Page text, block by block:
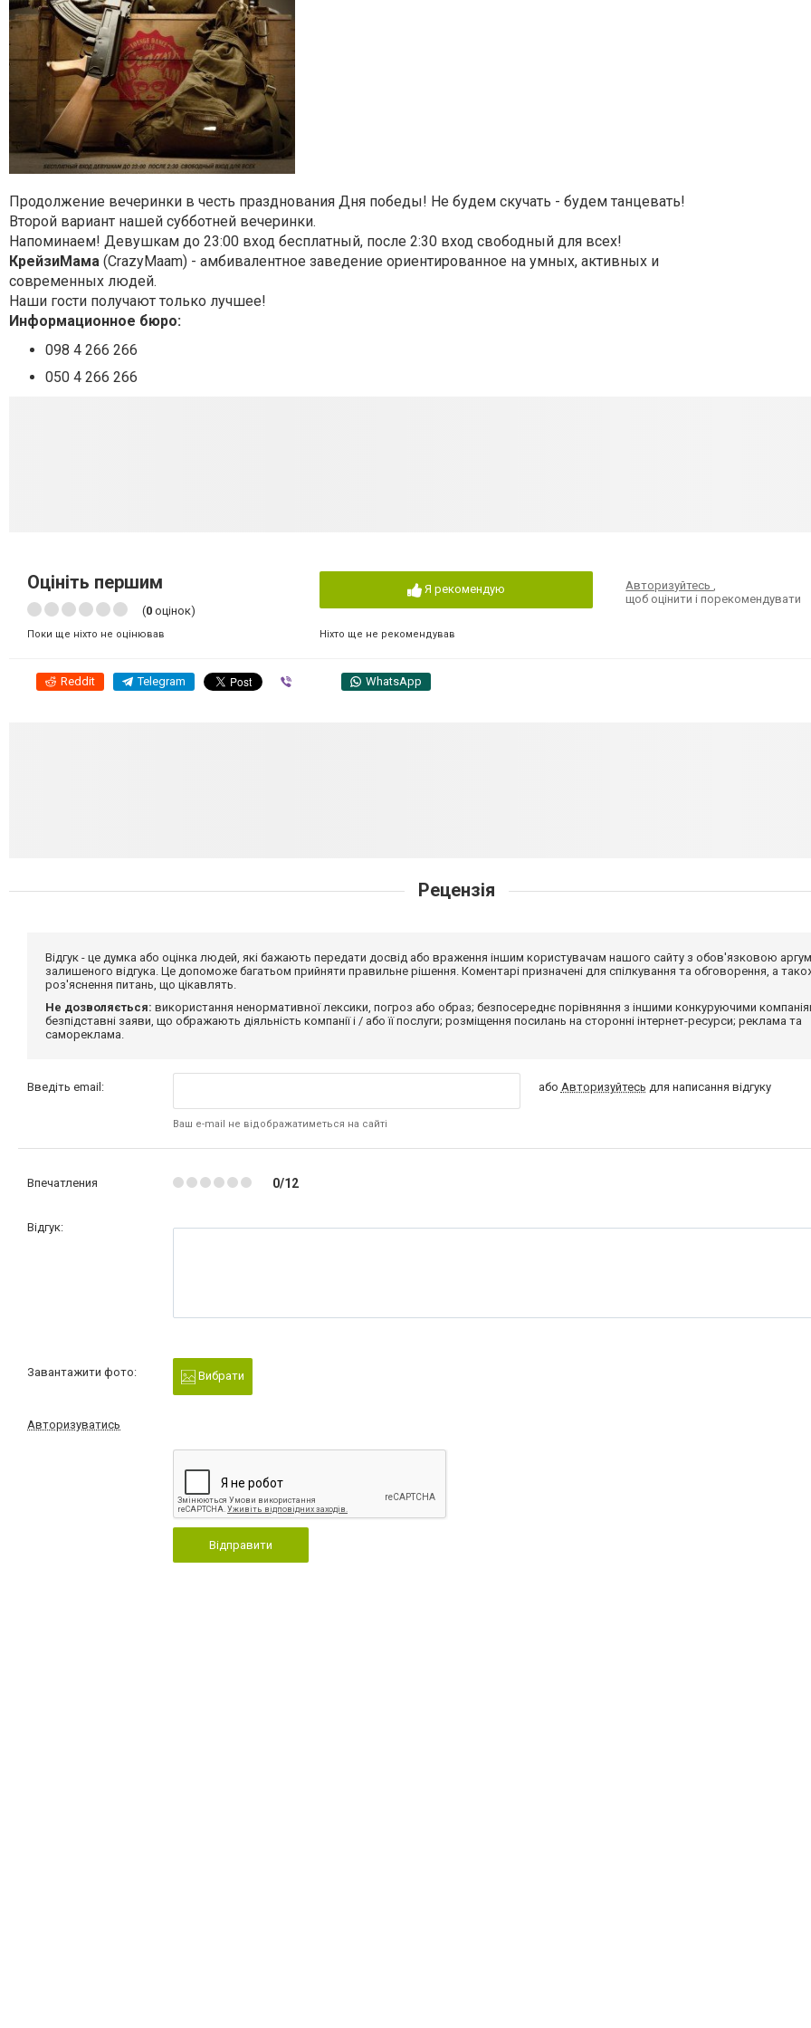
Продолжение вечеринки в честь празднования Дня победы! Не будем скучать - будем танцевать!
Второй вариант нашей субботней вечеринки.
Напоминаем! Девушкам до 23:00 вход бесплатный, после 2:30 вход свободный для всех!
КрейзиМама (CrazyMaam) - амбивалентное заведение ориентированное на умных, активных и
современных людей.
Наши гости получают только лучшее!
Информационное бюро:
098 4 266 266
050 4 266 266
Оцініть першим
(0 оцінок)
Поки ще ніхто не оцінював
Я рекомендую
Ніхто ще не рекомендував
Авторизуйтесь,
щоб оцінити і порекомендувати
Reddit Telegram WhatsApp
Рецензія
Відгук - це думка або оцінка людей, які бажають передати досвід або враження іншим користувачам нашого сайту з обов'язковою
залишеного відгука. Це допоможе багатьом прийняти правильне рішення. Коментарі призначені для спілкування та обговорення, а
роз'яснення питань, що цікавлять.
Не дозволяється: використання ненормативної лексики, погроз або образ; безпосереднє порівняння з іншими конкуруючими
безпідставні заяви, що ображають діяльність компанії і / або її послуги; розміщення посилань на сторонні інтернет-ресурси; реклама та
самореклама.
Введіть email:
Ваш e-mail не відображатиметься на сайті
або Авторизуйтесь для написання відгуку
Впечатления 0/12
Відгук:
Завантажити фото: Вибрати
Авторизуватись
Відправити